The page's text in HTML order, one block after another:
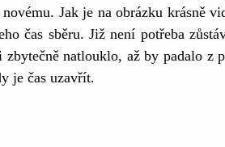
Jak je na obrázku krásně
čas sběru. Již není potřeba
natlouklo, až by padalo z
je čas uzavřít.